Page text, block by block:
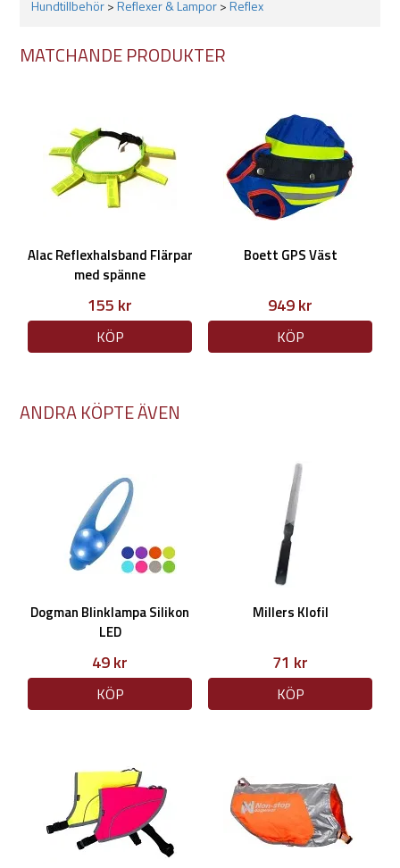
Hundtillbehör>Reflexer & Lampor>Reflex
MATCHANDE PRODUKTER
Alac Reflexhalsband Flärpar
med spänne
155 kr
KÖP
Boett GPS Väst
949 kr
KÖP
ANDRA KÖPTE ÄVEN
Dogman Blinklampa Silikon
LED
49 kr
KÖP
Millers Klofil
71 kr
KÖP